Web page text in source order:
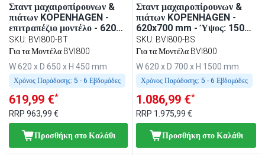
Σταντ μαχαιροπίρουνων &
πιάτων KOPENHAGEN -
επιτραπέζιο μοντέλο - 620
mm - ανοξείδωτο ατσάλι
SKU: BVI800-BT
Για τα Μοντέλα BVI800
W 620 x D 650 x H 450 mm
Χρόνος Παράδοσης: 5 - 6 Εβδομάδες
619,99 €*
RRP 963,99 €
Προσθήκη στο Καλάθι
Σταντ μαχαιροπίρουνων &
πιάτων KOPENHAGEN -
620x700 mm - Ύψος: 1500
mm - ανοξείδωτο ατσάλι -
επιδαπέδιο
SKU: BVI800-BS
Για τα Μοντέλα BVI800
W 620 x D 700 x H 1500 mm
Χρόνος Παράδοσης: 5 - 6 Εβδομάδες
1.086,99 €*
RRP 1.975,99 €
Προσθήκη στο Καλάθι